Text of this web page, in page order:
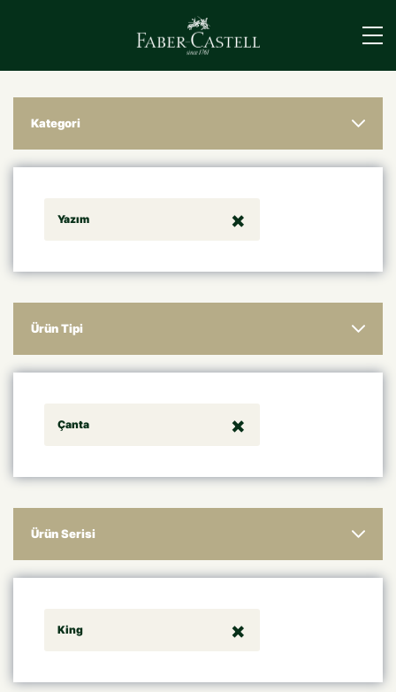
Kategori
Yazım
Ürün Tipi
Çanta
Ürün Serisi
King